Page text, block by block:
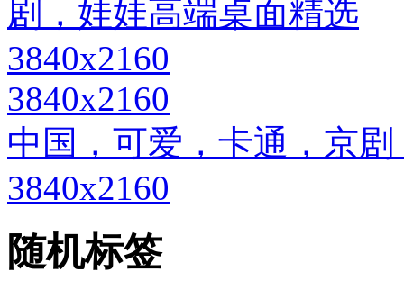
3840x2160
中国，可爱，卡通，京
3840x2160
随机标签